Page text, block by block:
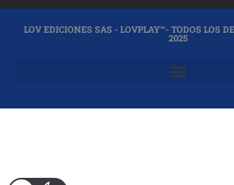
LOV EDICIONES SAS - LOVPLAY™- TODOS LOS
2025